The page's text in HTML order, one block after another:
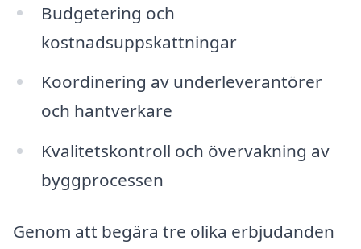
Budgetering och
kostnadsuppskattningar
Koordinering av underleverantörer
och hantverkare
Kvalitetskontroll och övervakning av
byggprocessen
Genom att begära tre olika erbjudanden